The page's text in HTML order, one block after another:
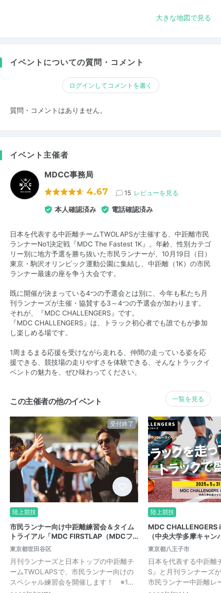
大きな地図で見る
イベントについての質問・コメント
ログインしてコメントを書く
質問・コメントはありません。
イベント主催者
MDCC事務局
4.67 15 レビューを見る
本人確認済み 電話確認済み
日本を代表する中距離チームTWOLAPSが主催する、中距離市民
ランナーNo1決定戦『MDC The Fastest 1K』。年齢、性別カテゴ
リー別に地方予選を勝ち抜いた市民ランナーが、10月19日（日）
東京・駒沢オリンピック運動公園に集結し、中距離（1K）の市民
ランナー最速の座を争う大会です。
既に開催が決まっている4つの予選会とは別に、今年も私たち月
刊ランナーズが主催・協賛する3～4つの予選会が加わります。
それが、『MDC CHALLENGERS』です。
『MDC CHALLENGERS』は、トラック初心者でも誰でもが参加
し楽しめる場です。
1周まるまる応援を受けながら走れる、仲間の走っている姿を応
援できる、競技場の走りやすさを体験できる、そんなトラックイ
ベントの魅力を、ぜひ味わってください。
この主催者の他のイベント 一覧を見る
受付終了
陸上競技
市民ランナー向け中距離練習会＆タイム
トライアル「MDC FIRSTLAP（MDCフ…
東京都世田谷区
月刊ランナーズと日本トップの中距離チ
ームTWOLAPSで、市民ランナー向けの
スペシャル練習会を開催します！ ※1…
陸上競技
MDC CHALLENGERS
（中央大学多摩キャン
東京都八王子市
日本を代表する中距離
S』と月刊ランナーズ
市民ランナー中距離レ